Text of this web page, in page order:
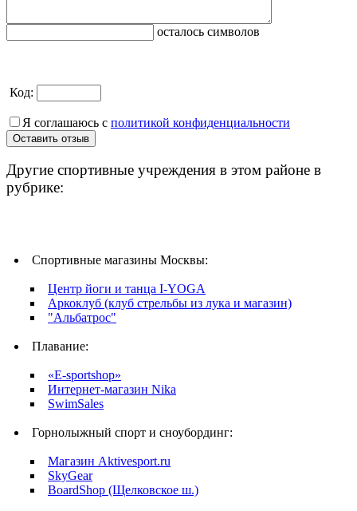
осталось символов
Код:
Я соглашаюсь с политикой конфиденциальности
Другие спортивные учреждения в этом районе в
рубрике:
Спортивные магазины Москвы:
Центр йоги и танца I-YOGA
Аркоклуб (клуб стрельбы из лука и магазин)
"Альбатрос"
Плавание:
«E-sportshop»
Интернет-магазин Nika
SwimSales
Горнолыжный спорт и сноубординг:
Магазин Aktivesport.ru
SkyGear
BoardShop (Щелковское ш.)